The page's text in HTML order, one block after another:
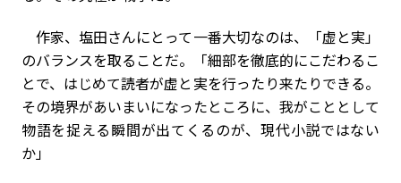
作家、塩田さんにとって一番大切なのは、「虚と実」
のバランスを取ることだ。「細部を徹底的にこだわるこ
とで、はじめて読者が虚と実を行ったり来たりできる。
その境界があいまいになったところに、我がこととして
物語を捉える瞬間が出てくるのが、現代小説ではない
か」